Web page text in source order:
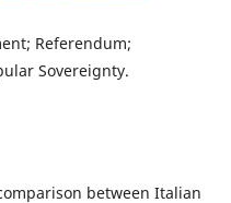
Referendum;
Sovereignty.
between Italian